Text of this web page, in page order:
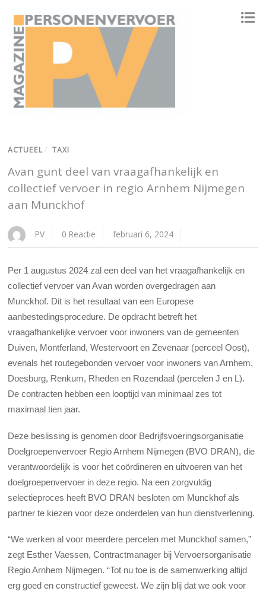
ACTUEEL / TAXI
Avan gunt deel van vraagafhankelijk en
collectief vervoer in regio Arnhem Nijmegen
aan Munckhof
PV 0 Reactie februari 6, 2024
Per 1 augustus 2024 zal een deel van het vraagafhankelijk en
collectief vervoer van Avan worden overgedragen aan
Munckhof. Dit is het resultaat van een Europese
aanbestedingsprocedure. De opdracht betreft het
vraagafhankelijke vervoer voor inwoners van de gemeenten
Duiven, Montferland, Westervoort en Zevenaar (perceel Oost),
evenals het routegebonden vervoer voor inwoners van Arnhem,
Doesburg, Renkum, Rheden en Rozendaal (percelen J en L).
De contracten hebben een looptijd van minimaal zes tot
maximaal tien jaar.
Deze beslissing is genomen door Bedrijfsvoeringsorganisatie
Doelgroepenvervoer Regio Arnhem Nijmegen (BVO DRAN), die
verantwoordelijk is voor het coördineren en uitvoeren van het
doelgroepenvervoer in deze regio. Na een zorgvuldig
selectieproces heeft BVO DRAN besloten om Munckhof als
partner te kiezen voor deze onderdelen van hun dienstverlening.
“We werken al voor meerdere percelen met Munckhof samen,”
zegt Esther Vaessen, Contractmanager bij Vervoersorganisatie
Regio Arnhem Nijmegen. “Tot nu toe is de samenwerking altijd
erg goed en constructief geweest. We zijn blij dat we ook voor